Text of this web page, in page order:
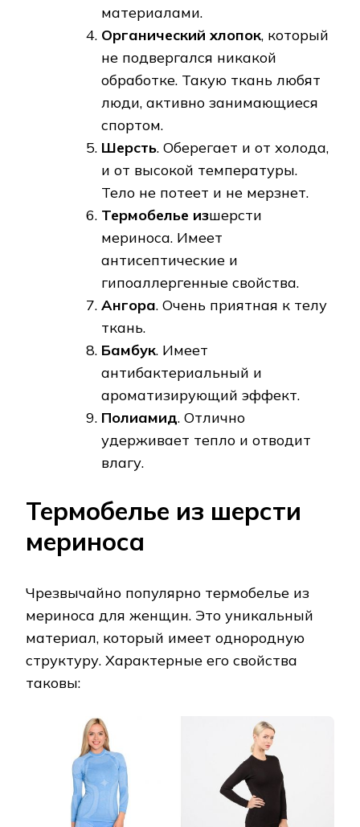
материалами.
Органический хлопок, который
не подвергался никакой
обработке. Такую ткань любят
люди, активно занимающиеся
спортом.
Шерсть. Оберегает и от холода,
и от высокой температуры.
Тело не потеет и не мерзнет.
Термобелье изшерсти
мериноса. Имеет
антисептические и
гипоаллергенные свойства.
Ангора. Очень приятная к телу
ткань.
Бамбук. Имеет
антибактериальный и
ароматизирующий эффект.
Полиамид. Отлично
удерживает тепло и отводит
влагу.
Термобелье из шерсти
мериноса
Чрезвычайно популярно термобелье из
мериноса для женщин. Это уникальный
материал, который имеет однородную
структуру. Характерные его свойства
таковы: